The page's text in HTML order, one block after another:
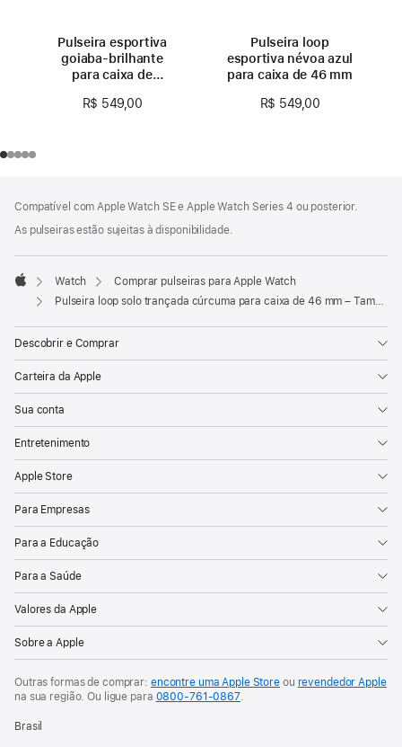
Pulseira esportiva
goiaba-brilhante
para caixa de
R$ 549,00
Pulseira loop
esportiva névoa azul
para caixa de 46 mm
R$ 549,00
de
rodapé
Compatível com Apple Watch SE e Apple Watch Series 4 ou posterior.
As pulseiras estão sujeitas à disponibilidade.
Apple
Watch
Comprar pulseiras para Apple Watch
Pulseira loop solo trançada cúrcuma para caixa de 46 mm – Tamanho 10
Descobrir e Comprar
Carteira da Apple
Sua conta
Entretenimento
Apple Store
Para Empresas
Para a Educação
Para a Saúde
Valores da Apple
Sobre a Apple
Outras formas de comprar: encontre uma Apple Store ou revendedor Apple
na sua região. Ou ligue para 0800-761-0867.
Brasil